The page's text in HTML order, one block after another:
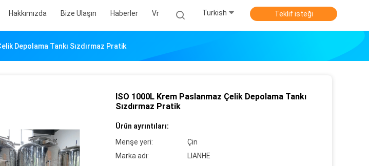
Hakkımızda Bize Ulaşın Haberler Vr Turkish Teklif isteği
Depolama Tankı Sızdırmaz Pratik
ISO 1000L Krem Paslanmaz Çelik Depolama Tankı
Sızdırmaz Pratik
Ürün ayrıntıları:
Menşe yeri:
Çin
Marka adı:
LIANHE